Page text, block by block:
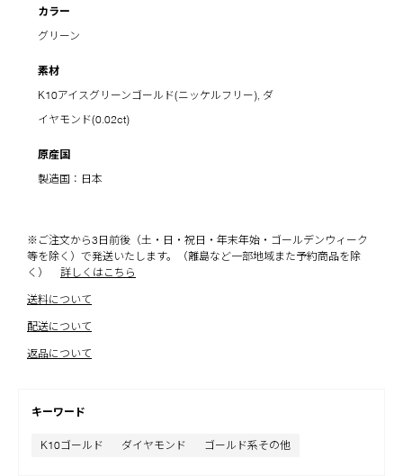
カラー
グリーン
素材
K10アイスグリーンゴールド(ニッケルフリー), ダ
イヤモンド(0.02ct)
原産国
製造国：日本
※ご注文から3日前後（土・日・祝日・年末年始・ゴールデンウィーク
等を除く）で発送いたします。（離島など一部地域また予約商品を除
く）
詳しくはこちら
送料について
配送について
返品について
キーワード
K10ゴールド ダイヤモンド ゴールド系その他